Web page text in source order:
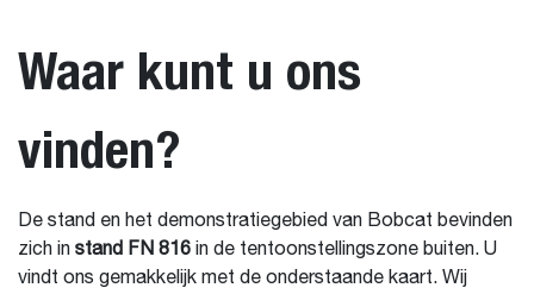
Waar kunt u ons
vinden?
De stand en het demonstratiegebied van Bobcat bevinden
zich in stand FN 816 in de tentoonstellingszone buiten. U
vindt ons gemakkelijk met de onderstaande kaart. Wij